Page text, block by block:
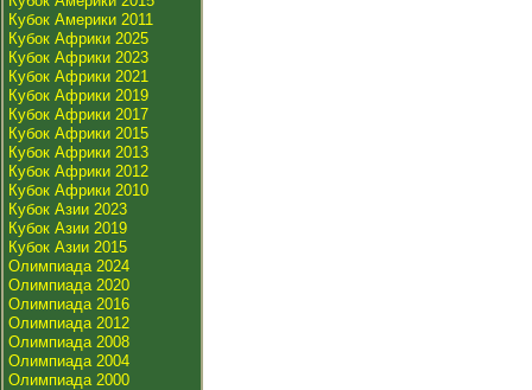
Кубок Америки 2011
Кубок Африки 2025
Кубок Африки 2023
Кубок Африки 2021
Кубок Африки 2019
Кубок Африки 2017
Кубок Африки 2015
Кубок Африки 2013
Кубок Африки 2012
Кубок Африки 2010
Кубок Азии 2023
Кубок Азии 2019
Кубок Азии 2015
Олимпиада 2024
Олимпиада 2020
Олимпиада 2016
Олимпиада 2012
Олимпиада 2008
Олимпиада 2004
Олимпиада 2000